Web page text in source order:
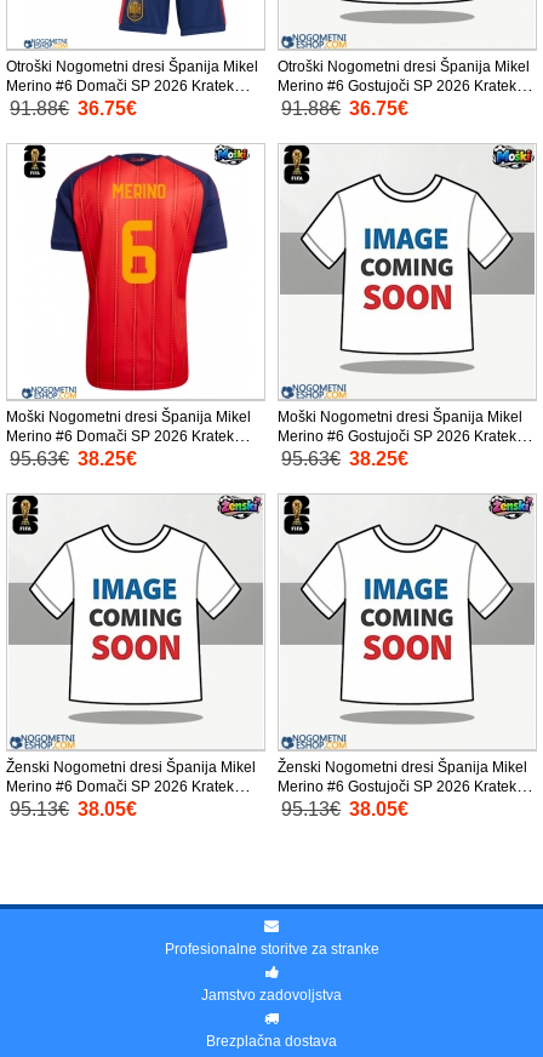
Otroški Nogometni dresi Španija Mikel
Merino #6 Domači SP 2026 Kratek
Rokav (+ Kratke hlače)
91.88€ 36.75€
Otroški Nogometni dresi Španija Mikel
Merino #6 Gostujoči SP 2026 Kratek
Rokav (+ Kratke hlače)
91.88€ 36.75€
Moški Nogometni dresi Španija Mikel
Merino #6 Domači SP 2026 Kratek
Rokav
95.63€ 38.25€
Moški Nogometni dresi Španija Mikel
Merino #6 Gostujoči SP 2026 Kratek
Rokav
95.63€ 38.25€
Ženski Nogometni dresi Španija Mikel
Merino #6 Domači SP 2026 Kratek
Rokav
95.13€ 38.05€
Ženski Nogometni dresi Španija Mikel
Merino #6 Gostujoči SP 2026 Kratek
Rokav
95.13€ 38.05€
Profesionalne storitve za stranke
Jamstvo zadovoljstva
Brezplačna dostava